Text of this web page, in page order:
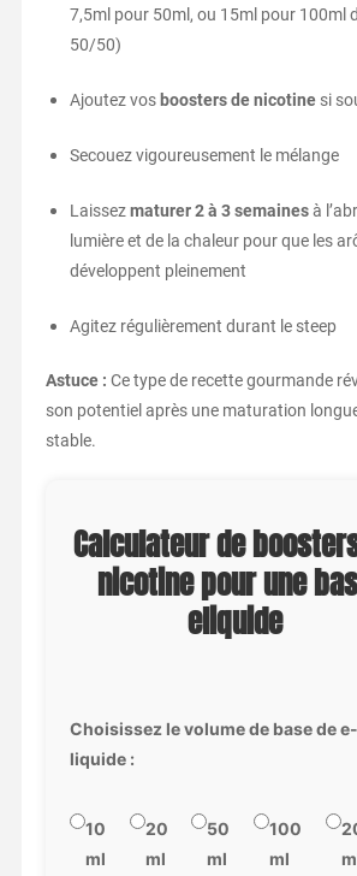
7,5ml pour 50ml, ou 15ml pour 100ml
50/50)
Ajoutez vos boosters de nicotinesi
Secouez vigoureusement le mélange
Laissezmaturer 2 à 3 semainesà
lumière et de la chaleur pour que les
développent pleinement
Agitez régulièrement durant le steep
Astuce : Ce type de recette gourmande
son potentiel après une maturation
stable.
Calculateur de
nicotine pour une
eliquide
Choisissez le volume de base de e-
liquide :
10
ml
20
ml
50
ml
100
ml